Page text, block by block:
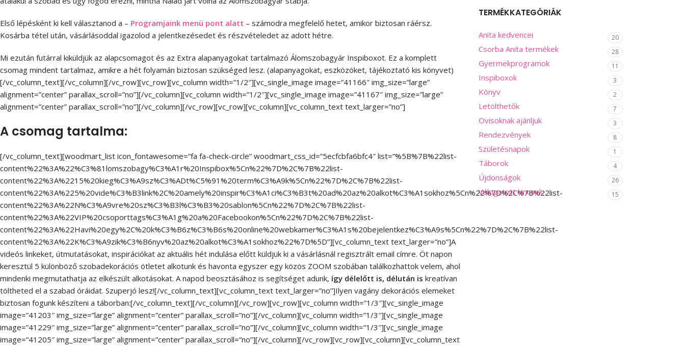
Első lépésként ki kell választanod a – Programjaink menü pont alatt – számodra megfelelő hetet, amikor biztosan ráérsz.
Kosárba tétel után, vásárlásoddal igazolod a jelentkezésedet és részvételedet az adott hétre.
Mi ezután futárral kiküldjük az alapcsomagot és az Extra alapanyagokat tartalmazó Álomszobagyár Inspiboxot. Ez a komplett
csomag mindent tartalmaz, amikre a hét folyamán biztosan szükséged lesz. (alapanyagokat, eszközöket, tájékoztató kis könyvet)
[/vc_column_text][/vc_column][/vc_row][vc_row][vc_column width=”1/2″][vc_single_image image=”41166″ img_size=”large”
alignment=”center” parallax_scroll=”no”][/vc_column][vc_column width=”1/2″][vc_single_image image=”41167″ img_size=”large”
alignment=”center” parallax_scroll=”no”][/vc_column][/vc_row][vc_row][vc_column][vc_column_text text_larger=”no”]
A csomag tartalma:
[/vc_column_text][woodmart_list icon_fontawesome=”fa fa-check-circle” woodmart_css_id=”5ecfcbfa6bfc4″ list=”%5B%7B%22list-
content%22%3A%22%C3%81lomszobagy%C3%A1r%20Inspibox%5Cn%22%7D%2C%7B%22list-
content%22%3A%2215%20kieg%C3%A9sz%C3%ADt%C5%91%20term%C3%A9k%5Cn%22%7D%2C%7B%22list-
content%22%3A%225%20vide%C3%B3link%2C%20amely%20inspir%C3%A1ci%C3%B3t%20ad%20az%20alkot%C3%A1sokhoz%5Cn%22%7D%2C%7B%22list-
content%22%3A%22N%C3%A9vre%20sz%C3%B3l%C3%B3%20sablon%5Cn%22%7D%2C%7B%22list-
content%22%3A%22VIP%20csoporttags%C3%A1g%20a%20Facebookon%5Cn%22%7D%2C%7B%22list-
content%22%3A%22Havi%20egy%2C%20k%C3%B6z%C3%B6s%20online%20webkamer%C3%A1s%20bejelentkez%C3%A9s%5Cn%22%7D%2C%7B%22list-
content%22%3A%22K%C3%A9zik%C3%B6nyv%20az%20alkot%C3%A1sokhoz%22%7D%5D”][vc_column_text text_larger=”no”]A
videós linkeket, útmutatásokat, inspirációkat az aktuális hét indulása előtt küldjük ki a vásárlásnál regisztrált email címre. Öt napon
keresztül 5 különböző szobadekorációs ötletet alkotunk és havonta egyszer egy közös ZOOM szobában találkozhattok velem, ahol
mindenki megmutathatja az elkészült alkotásokat. A napod beosztásához is segítséget adunk, így délelőtt is, délután is kreatívan
töltheted el a szabad óráidat. Szuperjó lesz![/vc_column_text][vc_column_text text_larger=”no”]Ilyen vagány dekorációs elemeket
biztosan fogunk készíteni a táborban:[/vc_column_text][/vc_column][/vc_row][vc_row][vc_column width=”1/3″][vc_single_image
image=”41203″ img_size=”large” alignment=”center” parallax_scroll=”no”][/vc_column][vc_column width=”1/3″][vc_single_image
image=”41229″ img_size=”large” alignment=”center” parallax_scroll=”no”][/vc_column][vc_column width=”1/3″][vc_single_image
image=”41205″ img_size=”large” alignment=”center” parallax_scroll=”no”][/vc_column][/vc_row][vc_row][vc_column][vc_column_text
TERMÉKKATEGÓRIÁK
Anita kedvencei 20
Csorba Anita termékek 28
Gyermekprogramok 11
Inspiboxok 3
Könyv 2
Letölthetők 7
Ovisoknak ajánljuk 3
Rendezvények 8
Születésnapok 1
Táborok 4
Újdonságok 26
Válogatott kincsek 15